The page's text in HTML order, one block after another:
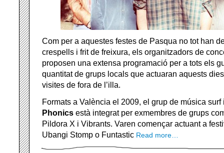
Com per a aquestes festes de Pasqua no tot han
crespells i frit de freixura, els organitzadors de
proposen una extensa programació per a tots els
quantitat de grups locals que actuaran aquests
visites de fora de l’illa.
Formats a València el 2009, el grup de música
Phonics està integrat per exmembres de grups
Pildora X i Vibrants. Varen començar actuant a
Ubangi Stomp o Funtastic Read more…